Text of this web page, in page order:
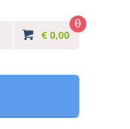
€ 0,00
0